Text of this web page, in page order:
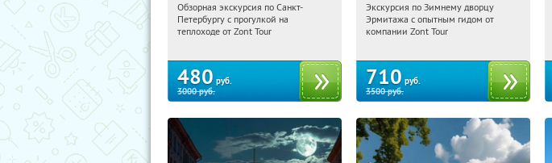
10:23:15 Купили:
Площадь Восстания
Обзорная экскурсия по Санкт-
Петербургу с прогулкой на
теплоходе от Zont Tour
480 руб.
3000руб.
10:23:15
Купи первым!
Площадь Восстания
Экскурсия по Зимнему дворцу
Эрмитажа с опытным гидом от
компании Zont Tour
710 руб.
3500руб.